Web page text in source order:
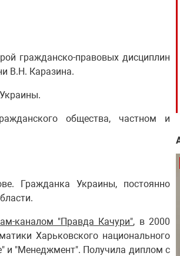
гражданско-правовых дисциплин
В.Н. Каразина.
общества, частном и
Гражданка Украины, постоянно
каналом "Правда Качури", в 2000
Харьковского национального
и "Менеджмент". Получила диплом с